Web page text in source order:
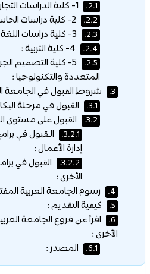
2.1.
2.2.
2.3.
2.4.
2.5.
5- كلية التصميم
المتعددة والتكنولوجيا :
3. شروط القبول في الجامعة
3.1. القبول في مرحلة
3.2. القبول على مستوى
3.2.1.
الـقبول في
إدارة الأعمال :
3.2.2.
القبول في
الأخرى :
4. رسوم الجامعة العربية
5. كيفية التقديم :
6.
اقرأ عن فروع الجامعة
الأخرى :
6.1. المصدر :